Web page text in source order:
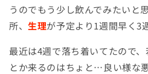
うのでもう少し飲んでみたいと
所、生理が予定より 1週間早く3
最近は4週で落ち着いてたので
とか来るのはちょと…良い様な